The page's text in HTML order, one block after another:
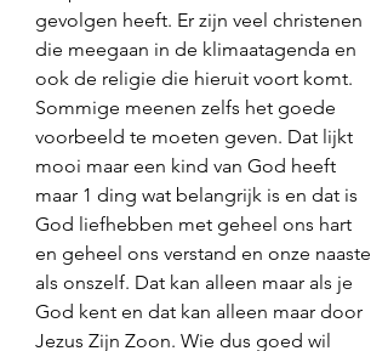
gevolgen heeft. Er zijn veel christenen
die meegaan in de klimaatagenda en
ook de religie die hieruit voort komt.
Sommige meenen zelfs het goede
voorbeeld te moeten geven. Dat lijkt
mooi maar een kind van God heeft
maar 1 ding wat belangrijk is en dat is
God liefhebben met geheel ons hart
en geheel ons verstand en onze naaste
als onszelf. Dat kan alleen maar als je
God kent en dat kan alleen maar door
Jezus Zijn Zoon. Wie dus goed wil